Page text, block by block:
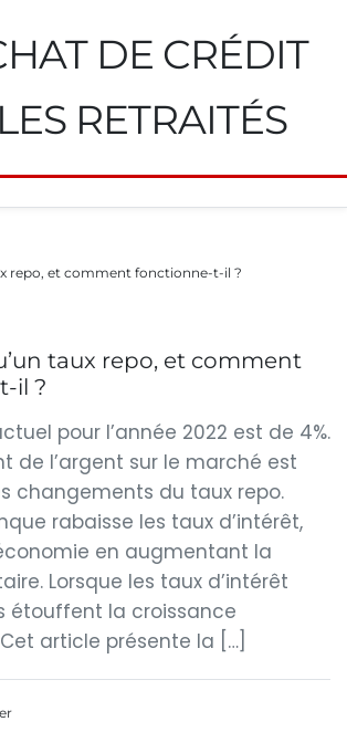
DE CRÉDIT
RETRAITÉS
repo, et comment fonctionne-t-il ?
taux repo, et comment
il ?
pour l’année 2022 est de 4%.
de l’argent sur le marché est
changements du taux repo.
rabaisse les taux d’intérêt,
en augmentant la
Lorsque les taux d’intérêt
étouffent la croissance
article présente la […]